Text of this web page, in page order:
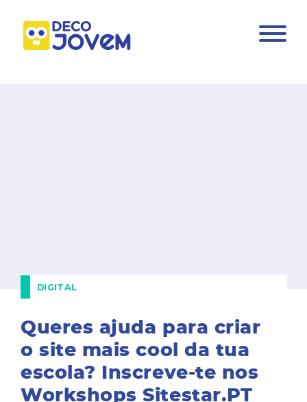
Queres ajuda para criar
o site mais cool da tua
escola? Inscreve-te nos
Workshops Sitestar.PT
DIGITAL